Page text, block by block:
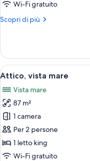
giardino
Wi-Fi gratuito
Scopri di più
Altri
Deluxe,
vista
giardino
Apri
tutte
le
foto
per
Attico,
vista
mare
8
Attico, vista mare
Vista mare
87 m²
1 camera
Per 2 persone
1 letto king
Wi-Fi gratuito